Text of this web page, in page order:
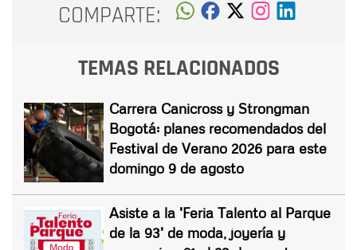
COMPARTE:
TEMAS RELACIONADOS
Carrera Canicross y Strongman
Bogotá: planes recomendados del
Festival de Verano 2026 para este
domingo 9 de agosto
Asiste a la 'Feria Talento al Parque
de la 93' de moda, joyería y